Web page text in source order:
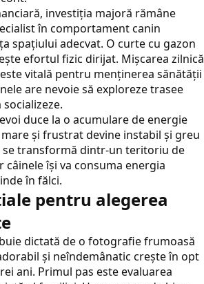
investiția majoră rămâne
în comportament canin
spațiului adecvat. O curte cu gazon
efortul fizic dirijat. Mișcarea zilnică
vitală pentru menținerea sănătății
are nevoie să exploreze trasee
socializeze.
duce la o acumulare de energie
și frustrat devine instabil și greu
se transformă dintr-un teritoriu de
câinele își va consuma energia
în fălci.
pentru alegerea
dictată de o fotografie frumoasă
și neîndemânatic crește în opt
ani. Primul pas este evaluarea